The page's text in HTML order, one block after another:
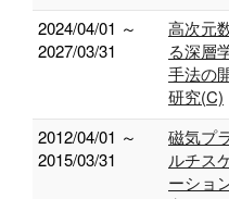
2024/04/01 ～
2027/03/31
高次元
る深層
手法の
研究(C)
2012/04/01 ～
2015/03/31
磁気プ
ルチス
ーショ